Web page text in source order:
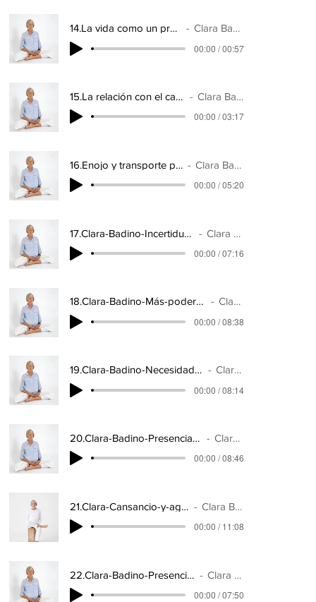
14.La vida como un proceso
Clara Badino
00:00 / 00:57
15.La relación con el cansancio
Clara Badino
00:00 / 03:17
16.Enojo y transporte público
Clara Badino
00:00 / 05:20
17.Clara-Badino-Incertidumbre-y-control
Clara Badino
00:00 / 07:16
18.Clara-Badino-Más-poder-de-adaptación-menos-estrés
Clara Badino
00:00 / 08:38
19.Clara-Badino-Necesidad-de-estimulos-constantes
Clara Badino
00:00 / 08:14
20.Clara-Badino-Presenciar-a-la-distancia-precisa
Clara Badino
00:00 / 08:46
21.Clara-Cansancio-y-agotamiento
Clara Badino
00:00 / 11:08
22.Clara-Badino-Presenciar-la-ansiedad
Clara Badino
00:00 / 07:50